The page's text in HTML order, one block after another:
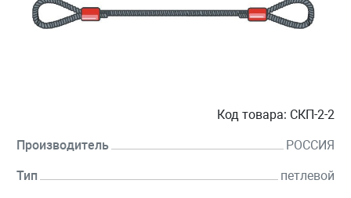
Код товара: СКП-2-2
Производитель РОССИЯ
Тип петлевой